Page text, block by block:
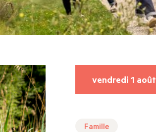
vendredi 1 août
Famille